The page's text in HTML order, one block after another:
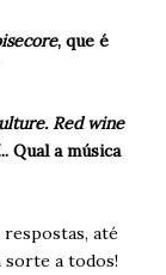
, que é
Red wine
Qual a música
até
sorte a todos!